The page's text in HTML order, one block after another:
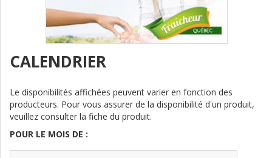
CALENDRIER
Le disponibilités affichées peuvent varier en fonction des
producteurs. Pour vous assurer de la disponibilité d'un produit,
veuillez consulter la fiche du produit.
POUR LE MOIS DE :